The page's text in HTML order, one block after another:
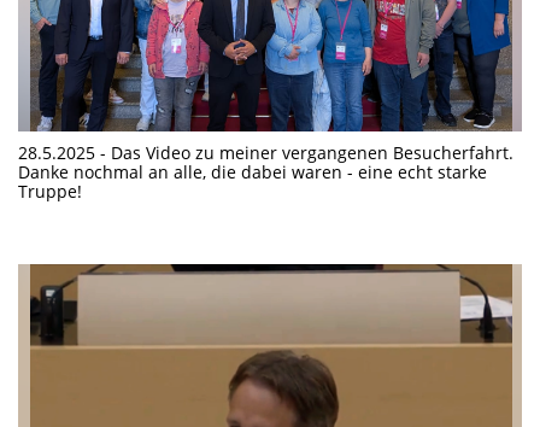
28.5.2025 - Das Video zu meiner vergangenen Besucherfahrt.
Danke nochmal an alle, die dabei waren - eine echt starke
Truppe!